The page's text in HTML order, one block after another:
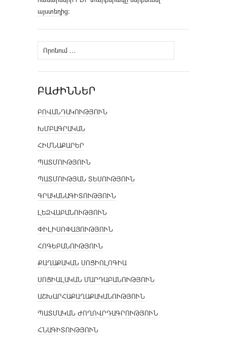
այստեղից։
Որոնել՝
ԲԱԺԻՆՆԵՐ
ԲՈՎԱՆԴԱԿՈՒԹՅՈՒՆ
ԽՄԲԱԳՐԱԿԱՆ
ՀԻՄՆԱՔԱՐԵՐ
ՊԱՏՄՈՒԹՅՈՒՆ
ՊԱՏՄՈՒԹՅԱՆ ՏԵՍՈՒԹՅՈՒՆ
ԳՐԱԿԱՆԱԳԻՏՈՒԹՅՈՒՆ
ԼԵԶՎԱԲԱՆՈՒԹՅՈՒՆ
ՓԻԼԻՍՈՓԱՅՈՒԹՅՈՒՆ
ՀՈԳԵԲԱՆՈՒԹՅՈՒՆ
ՔԱՂԱՔԱԿԱՆ ՍՈՑԻՈԼՈԳԻԱ
ՍՈՑԻԱԼԱԿԱՆ ՄԱՐԴԱԲԱՆՈՒԹՅՈՒՆ
ԱՇԽԱՐՀԱՔԱՂԱՔԱԿԱՆՈՒԹՅՈՒՆ
ՊԱՏՄԱԿԱՆ ԺՈՂՈՎՐԴԱԳՐՈՒԹՅՈՒՆ
ՀՆԱԳԻՏՈՒԹՅՈՒՆ